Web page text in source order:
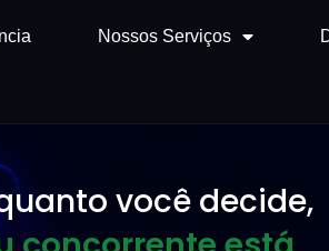
Nossos Serviços
você decide,